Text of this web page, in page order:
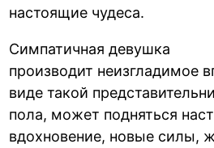
настоящие чудеса.
Симпатичная девушка
производит неизгладимое
виде такой
пола, может подняться
вдохновение, новые силы,